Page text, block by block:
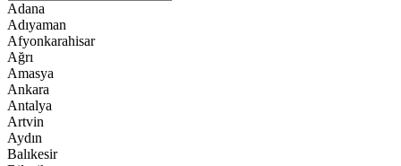
Adana
Adıyaman
Afyonkarahisar
Ağrı
Amasya
Ankara
Antalya
Artvin
Aydın
Balıkesir